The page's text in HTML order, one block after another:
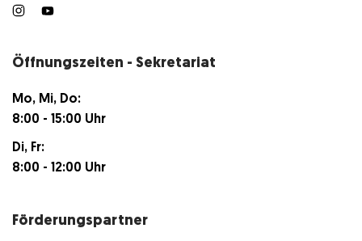
Öffnungszeiten - Sekretariat
Mo, Mi, Do:
8:00 - 15:00 Uhr
Di, Fr:
8:00 - 12:00 Uhr
Förderungspartner